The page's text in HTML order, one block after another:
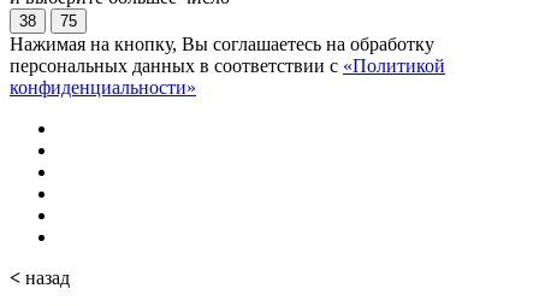
38 75
Нажимая на кнопку, Вы соглашаетесь на обработку
персональных данных в соответствии с «Политикой
конфиденциальности»
< назад